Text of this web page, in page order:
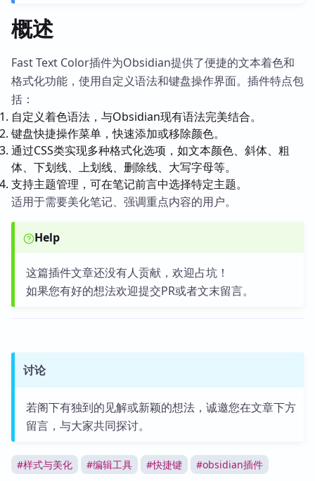
概述
Fast Text Color插件为Obsidian提供了便捷的文本着色和
格式化功能，使用自定义语法和键盘操作界面。插件特点包
括：
自定义着色语法，与Obsidian现有语法完美结合。
键盘快捷操作菜单，快速添加或移除颜色。
通过CSS类实现多种格式化选项，如文本颜色、斜体、粗
体、下划线、上划线、删除线、大写字母等。
支持主题管理，可在笔记前言中选择特定主题。
适用于需要美化笔记、强调重点内容的用户。
Help
这篇插件文章还没有人贡献，欢迎占坑！
如果您有好的想法欢迎提交PR或者文末留言。
讨论
若阁下有独到的见解或新颖的想法，诚邀您在文章下方
留言，与大家共同探讨。
#样式与美化 #编辑工具 #快捷键 #obsidian插件